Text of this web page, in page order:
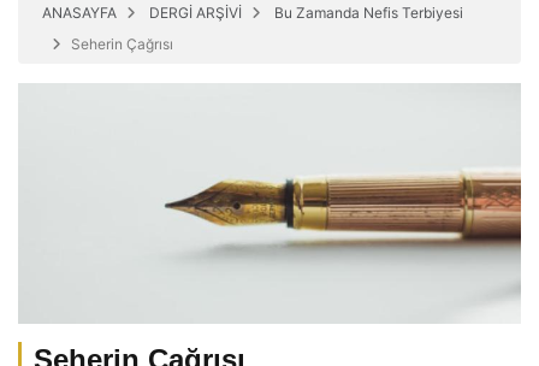
ANASAYFA DERGİ ARŞİVİ
Bu Zamanda Nefis Terbiyesi
Seherin Çağrısı
Seherin Çağrısı